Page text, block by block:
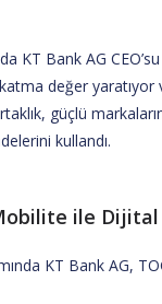
KT Bank AG
değer yaratıyor
güçlü
kullandı.
ile Dijital
KT Bank AG,